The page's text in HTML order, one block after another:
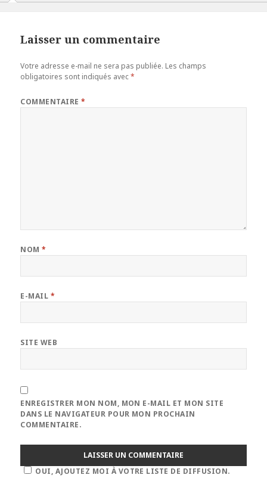
Laisser un commentaire
Votre adresse e-mail ne sera pas publiée. Les champs
obligatoires sont indiqués avec*
COMMENTAIRE*
NOM*
E-MAIL *
SITE WEB
ENREGISTRER MON NOM, MON E-MAIL ET MON SITE
DANS LE NAVIGATEUR POUR MON PROCHAIN
COMMENTAIRE.
OUI, AJOUTEZ MOI À VOTRE LISTE DE DIFFUSION.